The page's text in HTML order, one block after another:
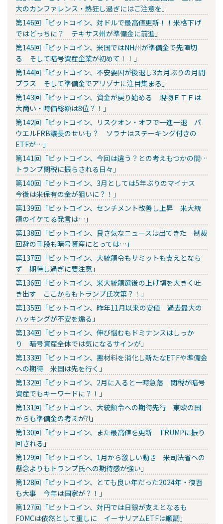
大のカンファレンス・熱狂し過ぎにはご注意を」
第146回「ビットコイン、対ドルで最高値更新！！米格下げ
ではどっちに？ テキサス州が準備金に前進」
第145回「ビットコイン、米国ではNH州が準備金で先陣切
る そして暗号資産企業が初めて！！」
第144回「ビットコイン、不安要因が後退し3カ月ぶりの月間
プラス そして準備金でアリゾナに注目集まる」
第143回「ビットコイン、資金が戻り始める 現物ＥＴＦは
大商い・時価総額は8位？！」
第142回「ビットコイン、リスクオン・オフで一進一退 パ
ウエルFRB議長のせいも？ ソラナはステーキング付きの
ETFが…」
第141回「ビットコイン、今回は違う？との考えもつかの間…
トランプ関税に振らされる日々」
第140回「ビットコイン、3月としては5年ぶりのマイナス
今後は米保有の金が狙いに？！」
第139回「ビットコイン、センチメント改善し上昇 米大統
領のイケてる発言は…」
第138回「ビットコイン、良さ気なニュースは出てきた 制裁
回避の手段も暗号資産にとっては…」
第137回「ビットコイン、大統領令もサミットも支えとなら
ず 期待し過ぎに要注意」
第136回「ビットコイン、米大統領選後の上げ幅を大きく吐
き出す ここからもトランプ氏次第？！」
第135回「ビットコイン、昨年11月以来の安値 過去最大の
ハッキングが不安を煽る」
第134回「ビットコイン、伸び悩むもドミナンスはしっか
り 暗号資産全体では気になるサインが」
第133回「ビットコイン、悪材料を消化し新たなETFや準備金
への期待 米国は先を行く」
第132回「ビットコイン、2月に入ると一時急落 関税が暗号
資産でもキーワードに？！」
第131回「ビットコイン、大統領令への期待先行 東欧の国
からも準備金の考えが?!」
第130回「ビットコイン、また最高値を更新 TRUMPに振り
回される」
第129回「ビットコイン、1月から激しい動き 米司法省への
懸念よりもトランプ氏への期待感が強い」
第128回「ビットコイン、とても良い年だった2024年・復習
も大事 今年は国家が？！」
第127回「ビットコイン、対円では日銀が支えとなるも
FOMCは依然として重しに イーサリアムETFは順調」